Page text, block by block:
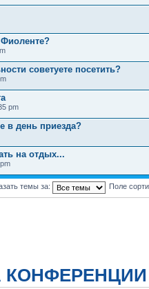
советуете посетить?
pm
в день приезда?
на отдых...
темы за: Поле
КОНФЕРЕНЦИИ